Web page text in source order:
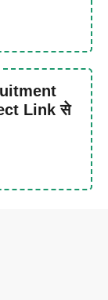
Link से